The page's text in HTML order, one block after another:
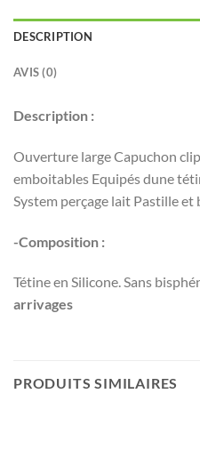
DESCRIPTION
AVIS (0)
Description :
Ouverture large Capuchon
emboitables Equipés dune
System perçage lait Pastille et
-Composition :
Tétine en Silicone. Sans
arrivages
PRODUITS SIMILAIRES